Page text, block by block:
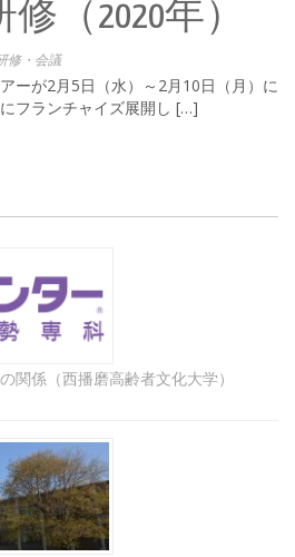
（2020年）
修・会議
ーが2月5日（水）～2月10日（月）に
フランチャイズ展開し […]
関係（西播磨高齢者文化大学）